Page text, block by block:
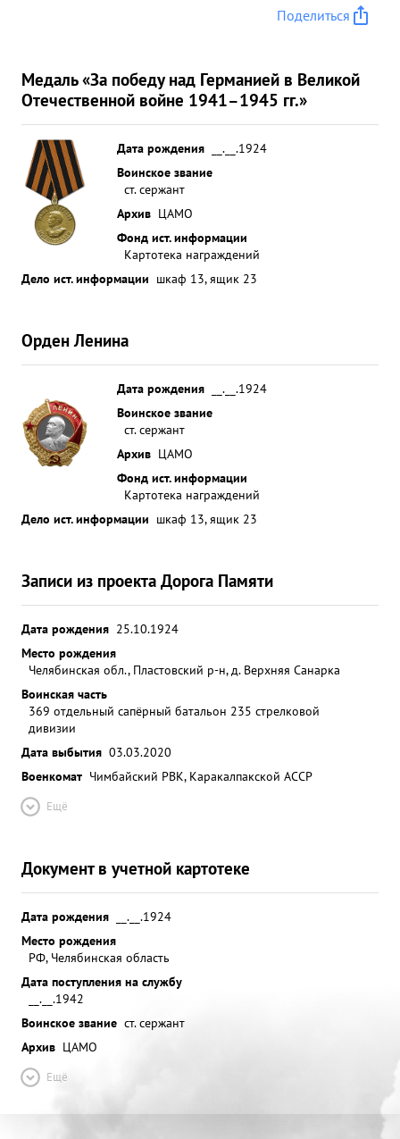
Поделиться
Медаль «За победу над Германией в Великой
Отечественной войне 1941–1945 гг.»
Дата рождения
__.__.1924
Воинское звание
ст. сержант
Архив ЦАМО
Фонд ист. информации
Картотека награждений
Дело ист. информации шкаф 13, ящик 23
Орден Ленина
Дата рождения
__.__.1924
Воинское звание
ст. сержант
Архив ЦАМО
Фонд ист. информации
Картотека награждений
Дело ист. информации шкаф 13, ящик 23
Записи из проекта Дорога Памяти
Дата рождения 25.10.1924
Место рождения
Челябинская обл., Пластовский р-н, д. Верхняя Санарка
Воинская часть
369 отдельный сапёрный батальон 235 стрелковой
дивизии
Дата выбытия 03.03.2020
Военкомат Чимбайский РВК, Каракалпакской АССР
Ещё
Документ в учетной картотеке
Дата рождения
__.__.1924
Место рождения
РФ, Челябинская область
Дата поступления на службу
__.__.1942
Воинское звание ст. сержант
Архив ЦАМО
Ещё